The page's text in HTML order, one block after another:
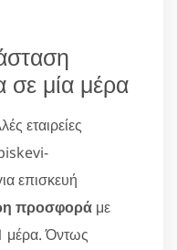
μία μέρα
εταιρείες
επισκευή
προσφορά με
μέρα. Όντως